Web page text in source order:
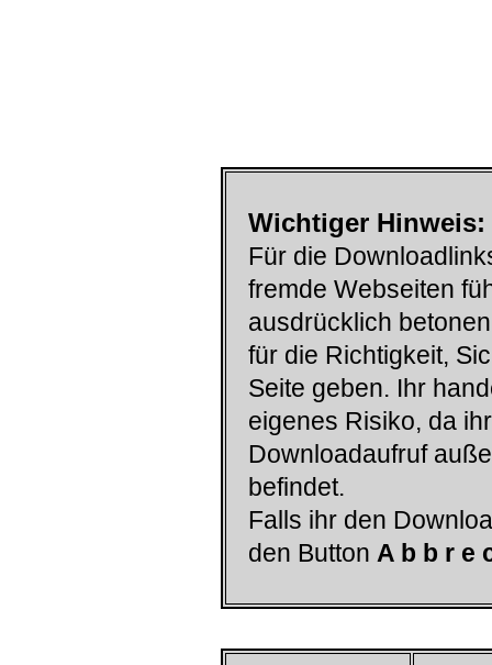
Wichtiger Hinweis:
Für die
fremde Webseiten
ausdrücklich
für die Richtigkeit,
Seite geben. Ihr
eigenes Risiko, da
Downloadaufruf
befindet.
Falls ihr den
den Button A b b r e